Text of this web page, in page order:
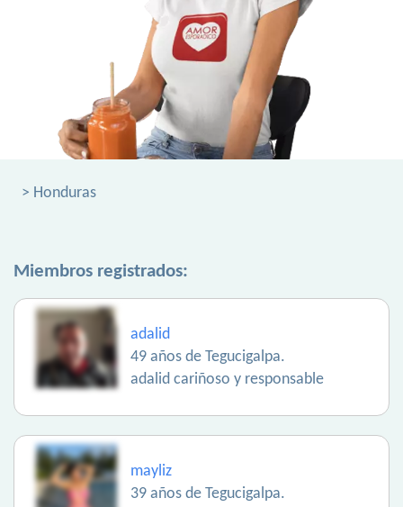
> Honduras
Miembros registrados:
adalid
49 años de Tegucigalpa.
adalid cariñoso y responsable
mayliz
39 años de Tegucigalpa.